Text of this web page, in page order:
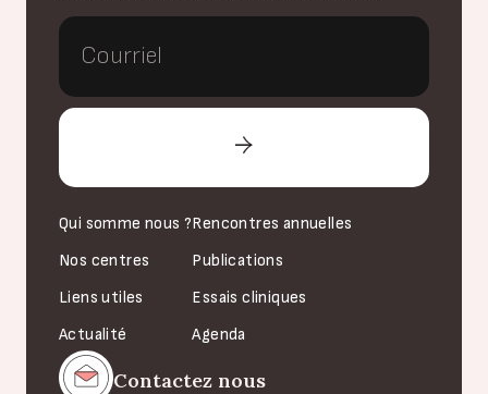
Qui somme nous ?
Nos centres
Liens utiles
Actualité
Rencontres annuelles
Publications
Essais cliniques
Agenda
Contactez nous